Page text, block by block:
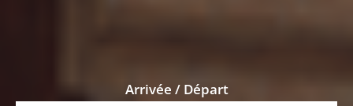
Arrivée / Départ